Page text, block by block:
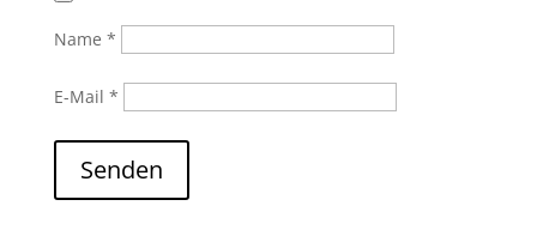
Name *
E-Mail *
Senden